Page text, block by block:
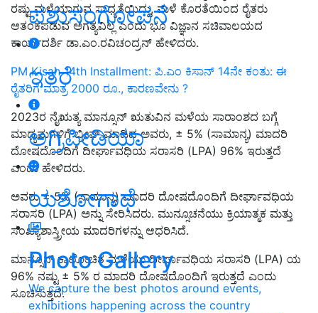
ಪಶುಸಂಗೋಪನೆ
ಇತರೆ
ಅಗ್ರಿಪೀಡಿಯಾ
ಯಶೋಗಾಥೆ
Photo Gallery
We capture the best photos around events,
exhibitions happening across the country
ರಷ್ಟು ಮಳೆಯಾಗುವ ಸಾಧ್ಯತೆಯಿದ್ದು, ಮಳೆ ಕೊರತೆಯಿಂದ ರೈತರು
ಆತಂಕಪಡುವ ಅಗತ್ಯವಿಲ್ಲ ಎಂದು ಭೂ ವಿಜ್ಞಾನ ಸಚಿವಾಲಯದ
ಕಾರ್ಯದರ್ಶಿ ಡಾ.ಎಂ.ರವಿಚಂದ್ರನ್ ಹೇಳಿದರು.
PM Kisan 14th Installment: ಪಿ.ಎಂ ಕಿಸಾನ್ 14ನೇ ಕಂತು: ಈ
ರೈತರಿಗೆ ಮಾತ್ರ 2000 ರೂ., ಕಾರಣವೇನು ?
2023ರ ನೈಋತ್ಯ ಮಾನ್ಸೂನ್ ಋತುವಿನ ಮಳೆಯ ಸಾರಾಂಶದ ಬಗ್ಗೆ
ಮಾಧ್ಯಮಗಳಿಗೆ ಬ್ರೀಫ್ ಮಾಡಿದ ಅವರು, ± 5% (ಸಾಮಾನ್ಯ) ಮಾದರಿ
ದೋಷದೊಂದಿಗೆ ದೀರ್ಘಾವಧಿಯ ಸರಾಸರಿ (LPA) 96% ಇರುತ್ತದೆ
ಎಂದು ಹೇಳಿದರು.
ಅವರು ± 5% (ಸಾಮಾನ್ಯ) ಮಾದರಿ ದೋಷದೊಂದಿಗೆ ದೀರ್ಘಾವಧಿಯ
ಸರಾಸರಿ (LPA) ಅನ್ನು ಸೇರಿಸಿದರು. ಮುನ್ಸೂಚನೆಯು ಕ್ರಿಯಾತ್ಮಕ ಮತ್ತು
ಸಂಖ್ಯಾಶಾಸ್ತ್ರೀಯ ಮಾದರಿಗಳನ್ನು ಆಧರಿಸಿದೆ.
ಮಾನ್ಸೂನ್ ಕಾಲೋಚಿತ ಮಳೆಯು ದೀರ್ಘಾವಧಿಯ ಸರಾಸರಿ (LPA) ಯ
96% ನಷ್ಟು ± 5% ರ ಮಾದರಿ ದೋಷದೊಂದಿಗೆ ಇರುತ್ತದೆ ಎಂದು
ಸೂಚಿಸುತ್ತದೆ.